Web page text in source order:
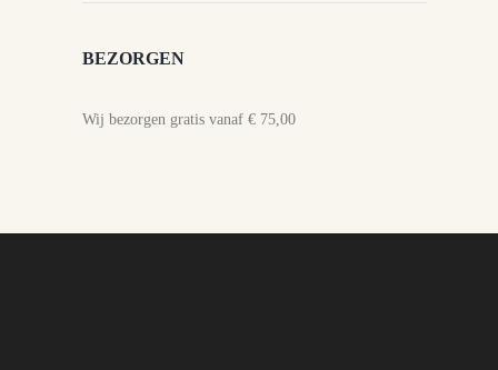
BEZORGEN
Wij bezorgen gratis vanaf € 75,00